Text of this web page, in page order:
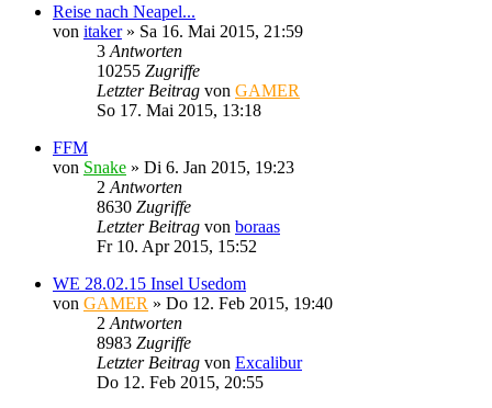
Reise nach Neapel...
von itaker» Sa 16. Mai 2015, 21:59
3 Antworten
10255 Zugriffe
Letzter Beitrag von GAMER
So 17. Mai 2015, 13:18
FFM
von Snake » Di 6. Jan 2015, 19:23
2 Antworten
8630 Zugriffe
Letzter Beitrag von boraas
Fr 10. Apr 2015, 15:52
WE 28.02.15 Insel Usedom
von GAMER » Do 12. Feb 2015, 19:40
2 Antworten
8983 Zugriffe
Letzter Beitrag von Excalibur
Do 12. Feb 2015, 20:55